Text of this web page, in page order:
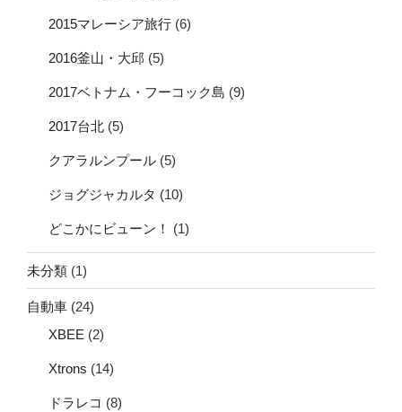
2015マレーシア旅行 (6)
2016釜山・大邱 (5)
2017ベトナム・フーコック島 (9)
2017台北 (5)
クアラルンプール (5)
ジョグジャカルタ (10)
どこかにビューン！ (1)
未分類 (1)
自動車 (24)
XBEE (2)
Xtrons (14)
ドラレコ (8)